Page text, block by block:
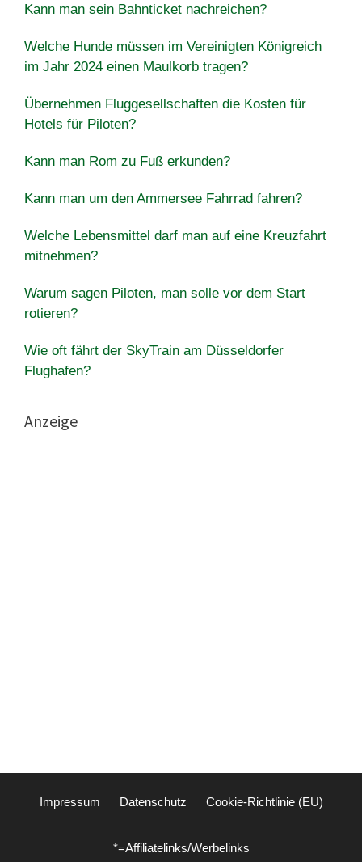
Kann man sein Bahnticket nachreichen?
Welche Hunde müssen im Vereinigten Königreich
im Jahr 2024 einen Maulkorb tragen?
Übernehmen Fluggesellschaften die Kosten für
Hotels für Piloten?
Kann man Rom zu Fuß erkunden?
Kann man um den Ammersee Fahrrad fahren?
Welche Lebensmittel darf man auf eine Kreuzfahrt
mitnehmen?
Warum sagen Piloten, man solle vor dem Start
rotieren?
Wie oft fährt der SkyTrain am Düsseldorfer
Flughafen?
Anzeige
Impressum Datenschutz Cookie-Richtlinie (EU)
*=Affiliatelinks/Werbelinks